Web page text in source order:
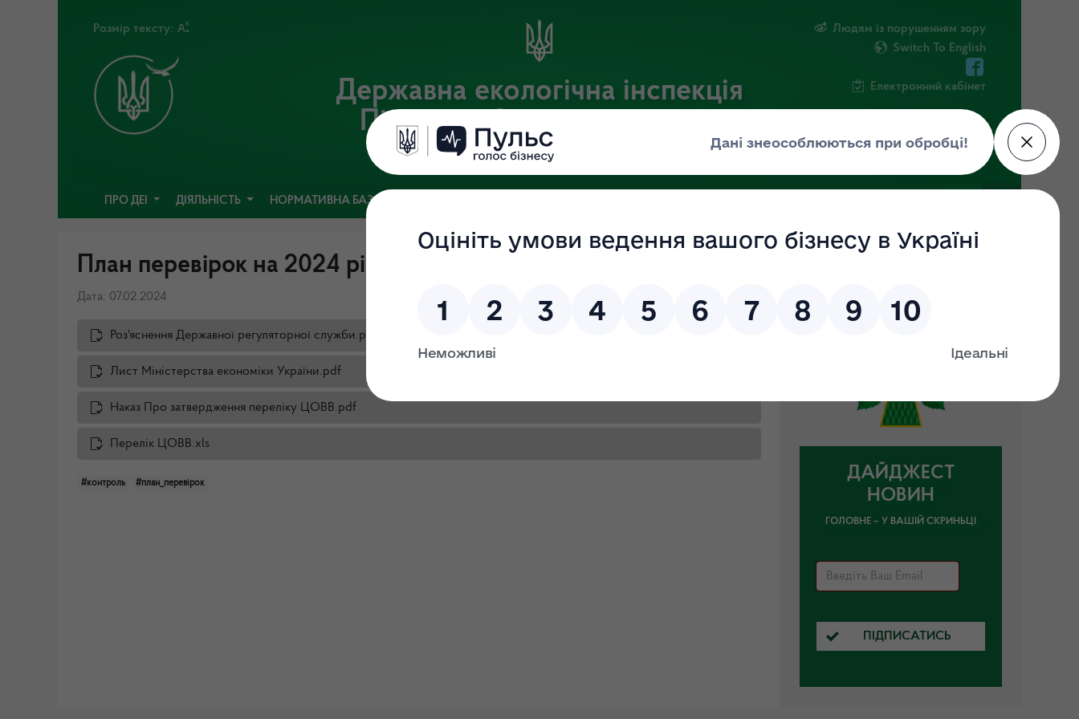
Розмір тексту:
Державна екологічна інспекція
Південно-Західного округу
Офіційний веб-портал Державної екологічної інспекції України
Людям із порушенням зору
Switch To English
Електронний кабінет
ПРО ДЕІ ДІЯЛЬНІСТЬ НОРМАТИВНА БАЗА
План перевірок на 2024 рік
Дата: 07.02.2024
Роз'яснення Державної регуляторної служби.pdf
Лист Міністерства економіки України.pdf
Наказ Про затвердження переліку ЦОВВ.pdf
Перелік ЦОВВ.xls
#контроль #план_перевірок
ДАЙДЖЕСТ
НОВИН
ГОЛОВНЕ – У ВАШІЙ СКРИНЬЦІ
ПІДПИСАТИСЬ